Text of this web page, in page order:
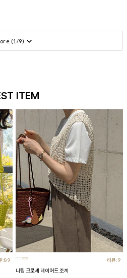
(1 /9)
ITEM
:89
리뷰:9
니팅 크로셰 레이어드 조끼